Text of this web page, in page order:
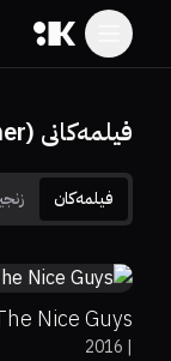
فیلمەکانی (Jack Kilmer)
فیلمەکان
7.4
91%
Nice Guys
|
2016
3.8